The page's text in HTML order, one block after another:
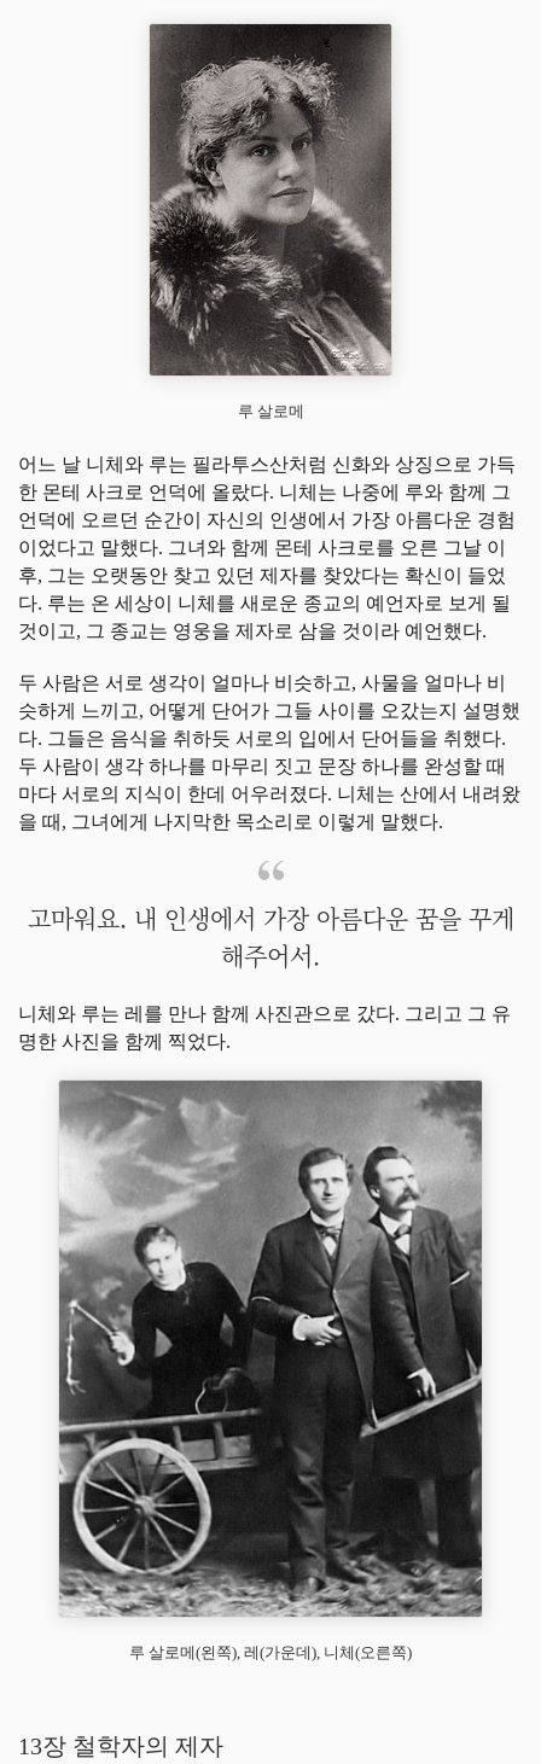
루 살로메
어느 날 니체와 루는 필라투스산처럼 신화와 상징으로 가득
한 몬테 사크로 언덕에 올랐다. 니체는 나중에 루와 함께 그
언덕에 오르던 순간이 자신의 인생에서 가장 아름다운 경험
이었다고 말했다. 그녀와 함께 몬테 사크로를 오른 그날 이
후, 그는 오랫동안 찾고 있던 제자를 찾았다는 확신이 들었
다. 루는 온 세상이 니체를 새로운 종교의 예언자로 보게 될
것이고, 그 종교는 영웅을 제자로 삼을 것이라 예언했다.
두 사람은 서로 생각이 얼마나 비슷하고, 사물을 얼마나 비
슷하게 느끼고, 어떻게 단어가 그들 사이를 오갔는지 설명했
다. 그들은 음식을 취하듯 서로의 입에서 단어들을 취했다.
두 사람이 생각 하나를 마무리 짓고 문장 하나를 완성할 때
마다 서로의 지식이 한데 어우러졌다. 니체는 산에서 내려왔
을 때, 그녀에게 나지막한 목소리로 이렇게 말했다.
고마워요. 내 인생에서 가장 아름다운 꿈을 꾸게
해주어서.
니체와 루는 레를 만나 함께 사진관으로 갔다. 그리고 그 유
명한 사진을 함께 찍었다.
루 살로메(왼쪽), 레(가운데), 니체(오른쪽)
13장 철학자의 제자